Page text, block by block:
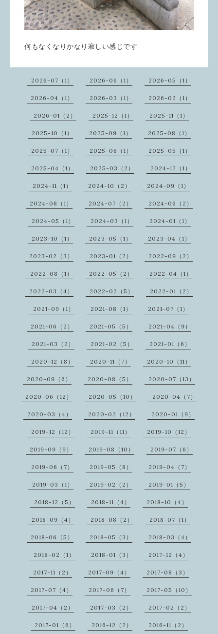
何もなくなりかなり寂しい感じです
2026-07（1） 2026-06（1） 2026-05（1）
2026-04（1） 2026-03（1） 2026-02（1）
2026-01（2） 2025-12（1） 2025-11（1）
2025-10（1） 2025-09（1） 2025-08（1）
2025-07（1） 2025-06（1） 2025-05（1）
2025-04（1） 2025-03（2） 2024-12（1）
2024-11（1） 2024-10（2） 2024-09（1）
2024-08（1） 2024-07（2） 2024-06（2）
2024-05（1） 2024-03（1） 2024-01（1）
2023-10（1） 2023-05（1） 2023-04（1）
2023-02（3） 2023-01（2） 2022-09（2）
2022-08（1） 2022-05（2） 2022-04（1）
2022-03（4） 2022-02（5） 2022-01（2）
2021-09（1） 2021-08（1） 2021-07（1）
2021-06（2） 2021-05（5） 2021-04（9）
2021-03（2） 2021-02（5） 2021-01（6）
2020-12（8） 2020-11（7） 2020-10（11）
2020-09（6） 2020-08（5） 2020-07（13）
2020-06（12） 2020-05（10） 2020-04（7）
2020-03（4） 2020-02（12） 2020-01（9）
2019-12（12） 2019-11（11） 2019-10（12）
2019-09（9） 2019-08（10） 2019-07（6）
2019-06（7） 2019-05（8） 2019-04（7）
2019-03（1） 2019-02（2） 2019-01（5）
2018-12（5） 2018-11（4） 2018-10（4）
2018-09（4） 2018-08（2） 2018-07（1）
2018-06（5） 2018-05（3） 2018-03（4）
2018-02（1） 2018-01（3） 2017-12（4）
2017-11（2） 2017-09（4） 2017-08（3）
2017-07（4） 2017-06（7） 2017-05（10）
2017-04（2） 2017-03（2） 2017-02（2）
2017-01（6） 2016-12（2） 2016-11（2）